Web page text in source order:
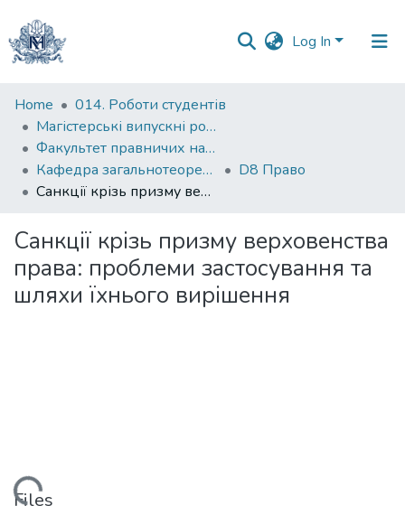
Log In
Communities
&
Collections
All of DSpace
Statistics
Home
014. Роботи студентів
Магістерські випускні роботи
Факультет правничих наук
Кафедра загальнотеоретичного правознавства та публічного права
D8 Право
Санкції крізь призму верховенства права: проблеми застосування та шляхи їхнього вирішення
Санкції крізь призму верховенства
права: проблеми застосування та
шляхи їхнього вирішення
Files